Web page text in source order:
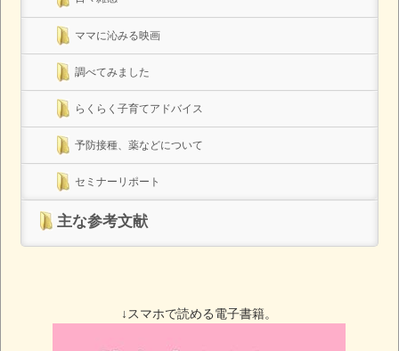
ママに沁みる映画
調べてみました
らくらく子育てアドバイス
予防接種、薬などについて
セミナーリポート
主な参考文献
↓スマホで読める電子書籍。